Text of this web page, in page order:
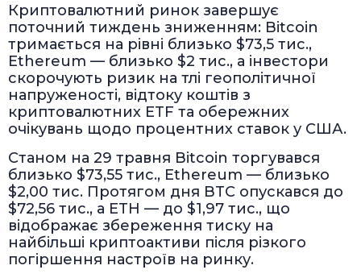
Криптовалютний ринок завершує
поточний тиждень зниженням: Bitcoin
тримається на рівні близько $73,5 тис.,
Ethereum — близько $2 тис., а інвестори
скорочують ризик на тлі геополітичної
напруженості, відтоку коштів з
криптовалютних ETF та обережних
очікувань щодо процентних ставок у США.
Станом на 29 травня Bitcoin торгувався
близько $73,55 тис., Ethereum — близько
$2,00 тис. Протягом дня BTC опускався до
$72,56 тис., а ETH — до $1,97 тис., що
відображає збереження тиску на
найбільші криптоактиви після різкого
погіршення настроїв на ринку.